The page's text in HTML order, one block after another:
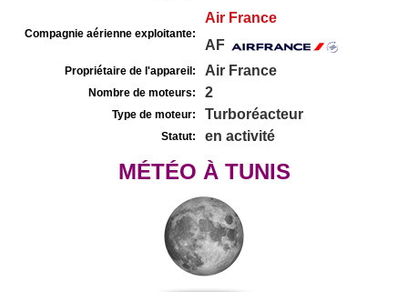
Compagnie aérienne exploitante:
Air France
AF
Propriétaire de l'appareil: Air France
Nombre de moteurs: 2
Type de moteur: Turboréacteur
Statut: en activité
MÉTÉO À TUNIS